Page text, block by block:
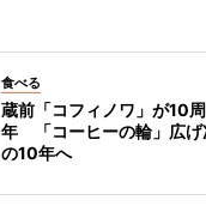
食べる
蔵前「コフィノワ」が10周
年 「コーヒーの輪」広げ
の10年へ